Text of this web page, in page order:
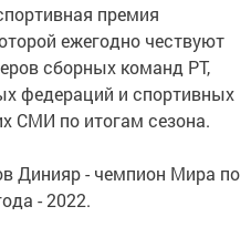
премия
ежегодно чествуют
сборных команд РТ,
федераций и спортивных
СМИ по итогам сезона.
Динияр - чемпион Мира по
- 2022.